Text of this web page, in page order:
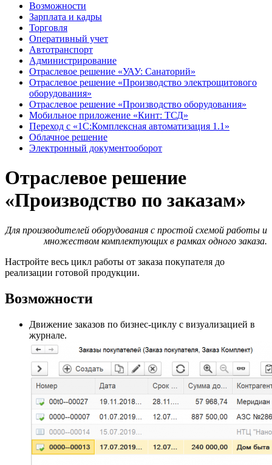
Возможности
Зарплата и кадры
Торговля
Оперативный учет
Автотранспорт
Администрирование
Отраслевое решение «УАУ: Санаторий»
Отраслевое решение «Производство электрощитового
оборудования»
Отраслевое решение «Производство оборудования»
Мобильное приложение «Кинт: ТСД»
Переход с «1С:Комплексная автоматизация 1.1»
Облачное решение
Электронный документооборот
Отраслевое решение
«Производство по заказам»
Для производителей оборудования с простой схемой работы и
множеством комплектующих в рамках одного заказа.
Настройте весь цикл работы от заказа покупателя до
реализации готовой продукции.
Возможности
Движение заказов по бизнес-циклу с визуализацией в
журнале.